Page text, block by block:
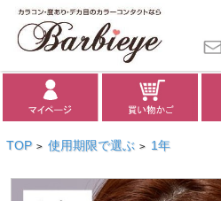
TOP > 使用期限で選ぶ > 1年